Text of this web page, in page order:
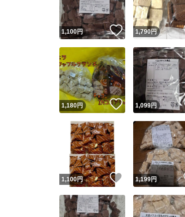
1,100円 いいね！
1,790円
1,180円 いいね！
1,099円
1,100円 いいね！
1,199円